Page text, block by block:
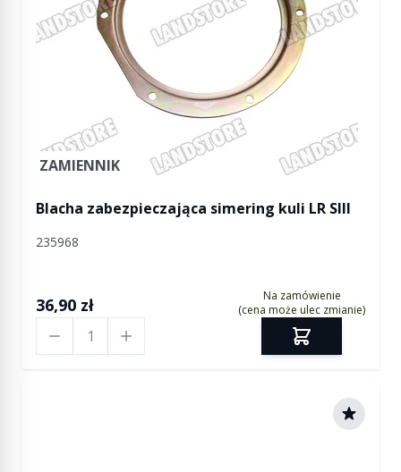
ZAMIENNIK
Blacha zabezpieczająca simering kuli LR SIII
235968
36,90 zł
Na zamówienie
(cena może ulec zmianie)